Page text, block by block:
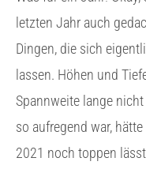
letzten Jahr auch
Dingen, die sich
lassen. Höhen und
Spannweite lange
so aufregend war,
2021 noch toppen